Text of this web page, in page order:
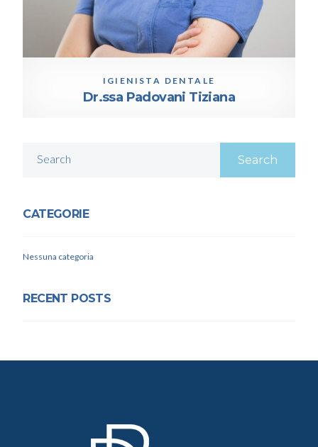
Dr.ssa Padovani Tiziana
IGIENISTA DENTALE
Search
CATEGORIE
Nessuna categoria
RECENT POSTS